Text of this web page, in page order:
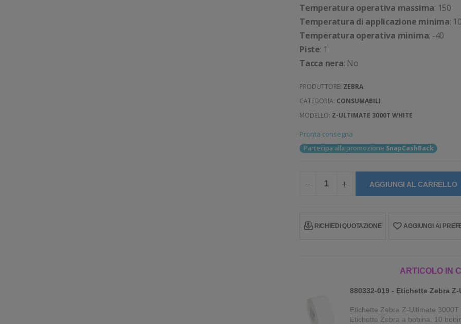
Temperatura operativa massima: 150
Temperatura di applicazione minima: 10
Temperatura operativa minima: -40
Piste: 1
Tacca nera: No
PRODUTTORE: ZEBRA
CATEGORIA: CONSUMABILI
MODELLO: Z-ULTIMATE 3000T WHITE
Pronta consegna
Partecipa alla promozione SnapCashBack
AGGIUNGI AL CARRELLO
RICHIEDI QUOTAZIONE AGGIUNGI AI
ARTICOLO IN
880332-019 - Etichette Zebra
Etichette Zebra Z-Ultimate
Etichette Zebra a bobina. 10